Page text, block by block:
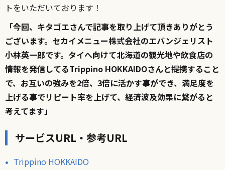
トをいただいております！
「今回、キタゴエさんで記事を取り上げて頂きありがとう
ございます。セカイメニュー株式会社のエバンジェリスト
小林英一郎です。タイへ向けて北海道の観光地や飲食店の
情報を発信してるTrippino HOKKAIDOさんと提携すること
で、お互いの強みを2倍、3倍に活かす事ができ、満足度を
上げる事でリピート率を上げて、経済波及効果に繋がると
考えてます」
サービスURL・参考URL
Trippino HOKKAIDO